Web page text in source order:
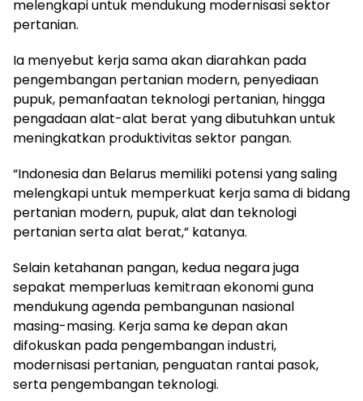
melengkapi untuk mendukung modernisasi sektor
pertanian.
Ia menyebut kerja sama akan diarahkan pada
pengembangan pertanian modern, penyediaan
pupuk, pemanfaatan teknologi pertanian, hingga
pengadaan alat-alat berat yang dibutuhkan untuk
meningkatkan produktivitas sektor pangan.
“Indonesia dan Belarus memiliki potensi yang saling
melengkapi untuk memperkuat kerja sama di bidang
pertanian modern, pupuk, alat dan teknologi
pertanian serta alat berat,” katanya.
Selain ketahanan pangan, kedua negara juga
sepakat memperluas kemitraan ekonomi guna
mendukung agenda pembangunan nasional
masing-masing. Kerja sama ke depan akan
difokuskan pada pengembangan industri,
modernisasi pertanian, penguatan rantai pasok,
serta pengembangan teknologi.